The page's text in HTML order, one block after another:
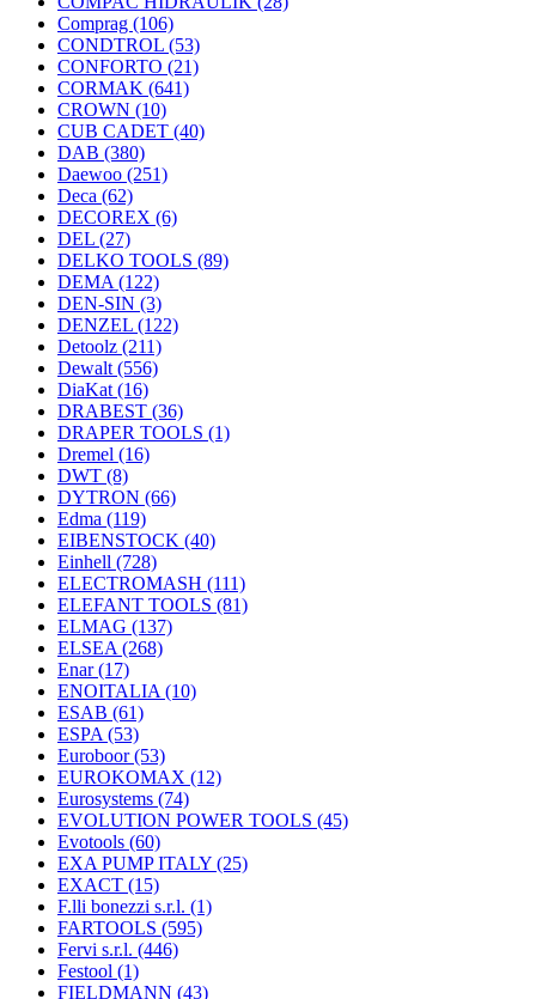
Comprag (106)
CONDTROL (53)
CONFORTO (21)
CORMAK (641)
CROWN (10)
CUB CADET (40)
DAB (380)
Daewoo (251)
Deca (62)
DECOREX (6)
DEL (27)
DELKO TOOLS (89)
DEMA (122)
DEN-SIN (3)
DENZEL (122)
Detoolz (211)
Dewalt (556)
DiaKat (16)
DRABEST (36)
DRAPER TOOLS (1)
Dremel (16)
DWT (8)
DYTRON (66)
Edma (119)
EIBENSTOCK (40)
Einhell (728)
ELECTROMASH (111)
ELEFANT TOOLS (81)
ELMAG (137)
ELSEA (268)
Enar(17)
ENOITALIA (10)
ESAB (61)
ESPA (53)
Euroboor(53)
EUROKOMAX (12)
Eurosystems (74)
EVOLUTION POWER TOOLS (45)
Evotools (60)
EXA PUMP ITALY (25)
EXACT (15)
F.lli bonezzi s.r.l. (1)
FARTOOLS (595)
Fervi s.r.l. (446)
Festool (1)
FIELDMANN (43)